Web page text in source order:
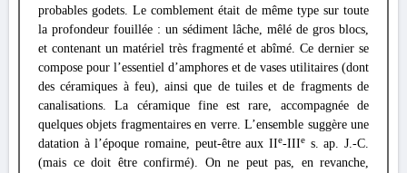
probables godets. Le comblement était de même type sur toute
la profondeur fouillée : un sédiment lâche, mêlé de gros blocs,
et contenant un matériel très fragmenté et abîmé. Ce dernier se
compose pour l’essentiel d’amphores et de vases utilitaires (dont
des céramiques à feu), ainsi que de tuiles et de fragments de
canalisations. La céramique fine est rare, accompagnée de
quelques objets fragmentaires en verre. L’ensemble suggère une
datation à l’époque romaine, peut-être aux IIe-IIIe s. ap. J.-C.
(mais ce doit être confirmé). On ne peut pas, en revanche,